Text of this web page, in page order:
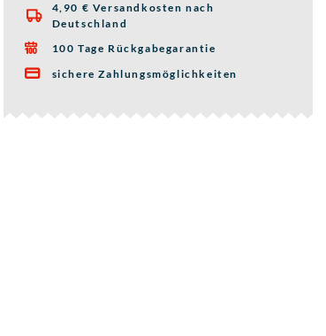

4,90 € Versandkosten nach
Deutschland
 100 Tage Rückgabegarantie
 sichere Zahlungsmöglichkeiten